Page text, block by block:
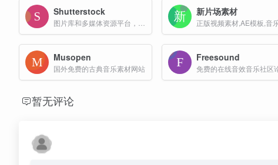
Shutterstock 新片场素材
Musopen
国外免费的古典音乐素材网站
Freesound
暂无评论